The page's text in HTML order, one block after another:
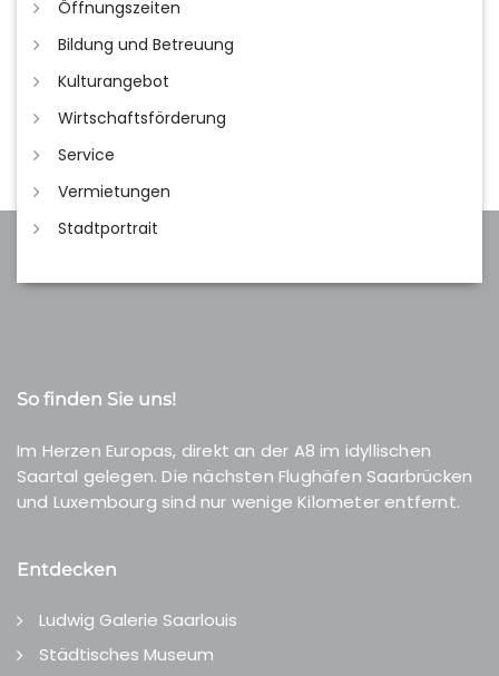
Öffnungszeiten
Bildung und Betreuung
Kulturangebot
Wirtschaftsförderung
Service
Vermietungen
Stadtportrait
So finden Sie uns!
Im Herzen Europas, direkt an der A8 im idyllischen
Saartal gelegen. Die nächsten Flughäfen Saarbrücken
und Luxembourg sind nur wenige Kilometer entfernt.
Entdecken
Ludwig Galerie Saarlouis
Städtisches Museum